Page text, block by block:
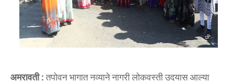
अमरावती :तपोवन भागात नव्याने नागरी लोकवस्ती उदयास आल्या